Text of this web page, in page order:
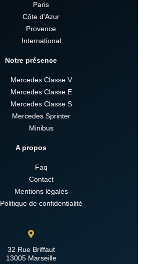
Paris
Côte d'Azur
Provence
International
Notre présence
Mercedes Classe V
Mercedes Classe E
Mercedes Classe S
Mercedes Sprinter
Minibus
A propos
Faq
Contact
Mentions légales
Politique de confidentialité
32 Rue Briffaut
13005 Marseille